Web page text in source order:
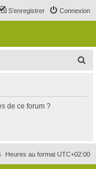
Connexion
S’enregistrer
c
de ce forum ?
Heures au format UTC+02:00